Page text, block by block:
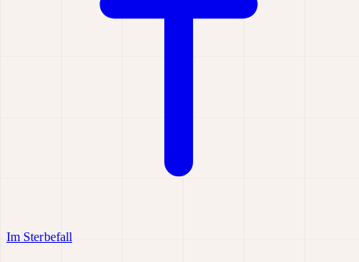
Im Sterbefall